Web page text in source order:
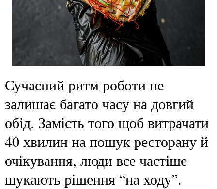
Сучасний ритм роботи не
залишає багато часу на довгий
обід. Замість того щоб витрачати
40 хвилин на пошук ресторану й
очікування, люди все частіше
шукають рішення “на ходу”.